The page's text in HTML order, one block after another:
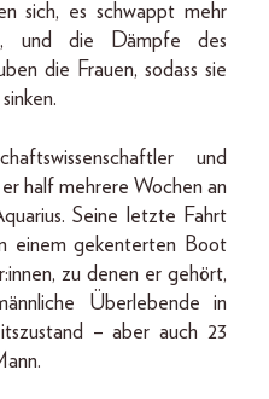
sich, es schwappt mehr
und die Dämpfe des
die Frauen, sodass sie
und
half mehrere Wochen an
Seine letzte Fahrt
einem gekenterten Boot
zu denen er gehört,
Überlebende in
– aber auch 23